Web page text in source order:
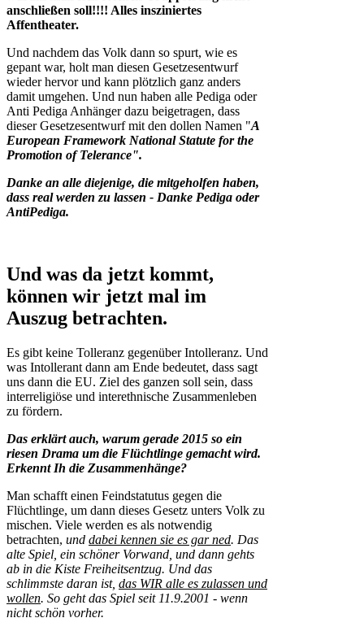
anschließen soll!!!! Alles insziniertes
Affentheater.
Und nachdem das Volk dann so spurt, wie es
gepant war, holt man diesen Gesetzesentwurf
wieder hervor und kann plötzlich ganz anders
damit umgehen. Und nun haben alle Pediga oder
Anti Pediga Anhänger dazu beigetragen, dass
dieser Gesetzesentwurf mit den dollen Namen "A
European Framework National Statute for the
Promotion of Telerance".
Danke an alle diejenige, die mitgeholfen haben,
dass real werden zu lassen - Danke Pediga oder
AntiPediga.
Und was da jetzt kommt,
können wir jetzt mal im
Auszug betrachten.
Es gibt keine Tolleranz gegenüber Intolleranz. Und
was Intollerant dann am Ende bedeutet, dass sagt
uns dann die EU. Ziel des ganzen soll sein, dass
interreligiöse und interethnische Zusammenleben
zu fördern.
Das erklärt auch, warum gerade 2015 so ein
riesen Drama um die Flüchtlinge gemacht wird.
Erkennt Ih die Zusammenhänge?
Man schafft einen Feindstatutus gegen die
Flüchtlinge, um dann dieses Gesetz unters Volk zu
mischen. Viele werden es als notwendig
betrachten, und dabei kennen sie es gar ned. Das
alte Spiel, ein schöner Vorwand, und dann gehts
ab in die Kiste Freiheitsentzug. Und das
schlimmste daran ist, das WIR alle es zulassen und
wollen. So geht das Spiel seit 11.9.2001 - wenn
nicht schön vorher.